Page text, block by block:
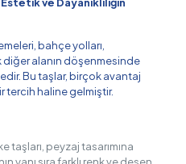
bahçe yolları,
alanın döşenmesinde
Bu taşlar, birçok avantaj
tercih haline gelmiştir.
taşları, peyzaj tasarımına